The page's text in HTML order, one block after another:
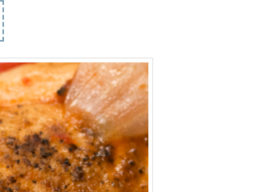
- ⅔ כוס
סוכר חום- ½ כוס
רוטב הויסין- 2 כפות
רוטב פטריות צמחוני- 1 כף
(לא